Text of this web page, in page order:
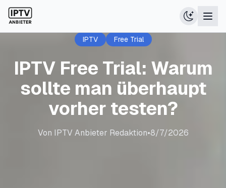
IPTV Free Trial
IPTV Free Trial: Warum
sollte man überhaupt
vorher testen?
Von IPTV Anbieter Redaktion•8/7/2026